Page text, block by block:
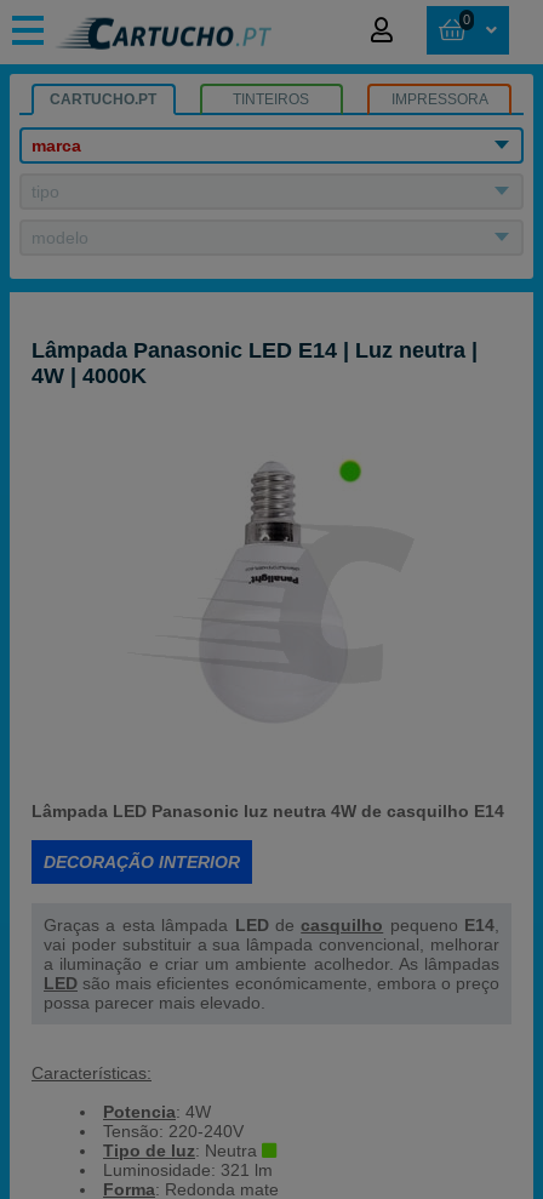
0
CARTUCHO.PT TINTEIROS IMPRESSORA
marca
tipo
modelo
Lâmpada Panasonic LED E14 | Luz neutra |
4W | 4000K
Lâmpada LED Panasonic luz neutra 4W de casquilho E14
DECORAÇÃO INTERIOR
Graças a esta lâmpada LEDdecasquilho pequeno E14
vai poder substituir a sua lâmpada convencional, melhorar
a iluminação e criar um ambiente acolhedor. As lâmpadas
LED são mais eficientes económicamente, embora o preço
possa parecer mais elevado.
Características:
Potencia: 4W
Tensão: 220-240V
Tipo de luz: Neutra
Luminosidade: 321 lm
Forma: Redonda mate